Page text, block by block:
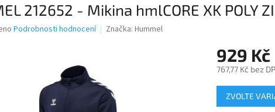
212652 - Mikina hmlCORE XK POLY
Podrobnosti hodnocení Značka: Hummel
929 Kč
767,77 Kč bez
Měrná
cena:
ZVOLTE